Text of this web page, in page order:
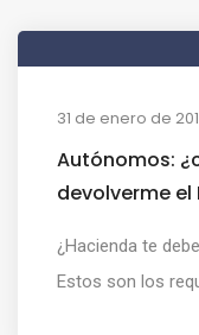
31 de enero de
Autónomos:
devolverme el
¿Hacienda te
Estos son los